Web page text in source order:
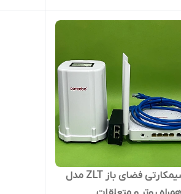
مودم سیمکارتی فضای باز ZLT مدل